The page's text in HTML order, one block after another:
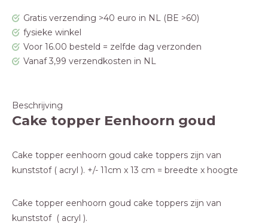
Gratis verzending >40 euro in NL (BE >60)
fysieke winkel
Voor 16.00 besteld = zelfde dag verzonden
Vanaf 3,99 verzendkosten in NL
Beschrijving
Cake topper Eenhoorn goud
Cake topper eenhoorn goud cake toppers zijn van
kunststof ( acryl ). +/- 11cm x 13 cm = breedte x hoogte
Cake topper eenhoorn goud cake toppers zijn van
kunststof ( acryl ).